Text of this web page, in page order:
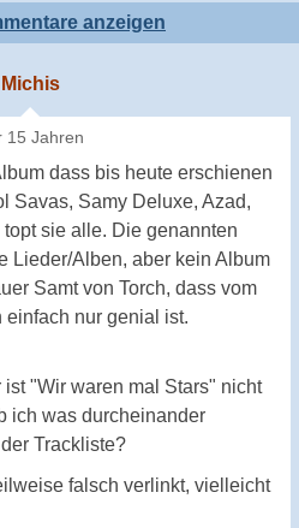
anzeigen
Michis
15 Jahren
dass bis heute erschienen
Savas, Samy Deluxe, Azad,
topt sie alle. Die genannten
Lieder/Alben, aber kein Album
Samt von Torch, dass vom
einfach nur genial ist.
"Wir waren mal Stars" nicht
ich was durcheinander
Trackliste?
falsch verlinkt, vielleicht